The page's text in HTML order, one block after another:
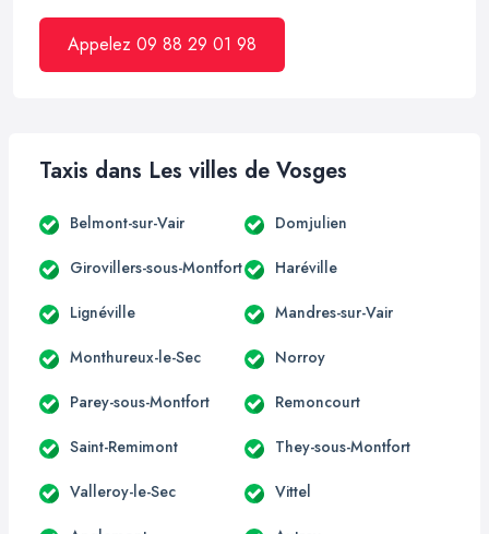
Appelez 09 88 29 01 98
Taxis dans Les villes de Vosges
Belmont-sur-Vair Domjulien
Girovillers-sous-Montfort Haréville
Lignéville Mandres-sur-Vair
Monthureux-le-Sec Norroy
Parey-sous-Montfort Remoncourt
Saint-Remimont They-sous-Montfort
Valleroy-le-Sec Vittel